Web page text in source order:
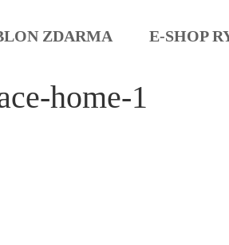
ZDARMA E-SHOP
home-1